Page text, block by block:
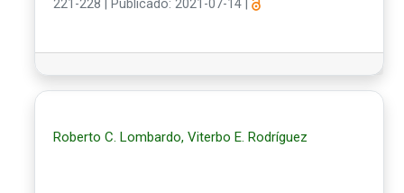
221-228 Publicado: 2021-07-14
Roberto C. Lombardo, Viterbo E. Rodríguez